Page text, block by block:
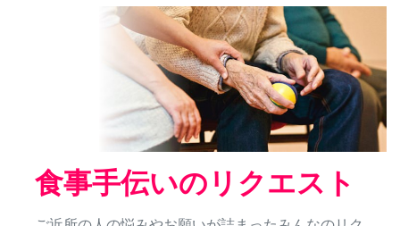
食事手伝いのリクエスト